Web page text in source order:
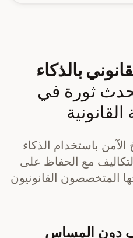
بالذكاء
ثورة في
باستخدام الذكاء
مع الحفاظ على
المتخصصون القانونيون
دون المساس